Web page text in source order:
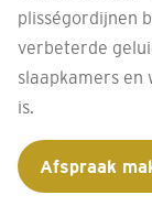
plisségordijnen
verbeterde
slaapkamers en
is.
Afspraak